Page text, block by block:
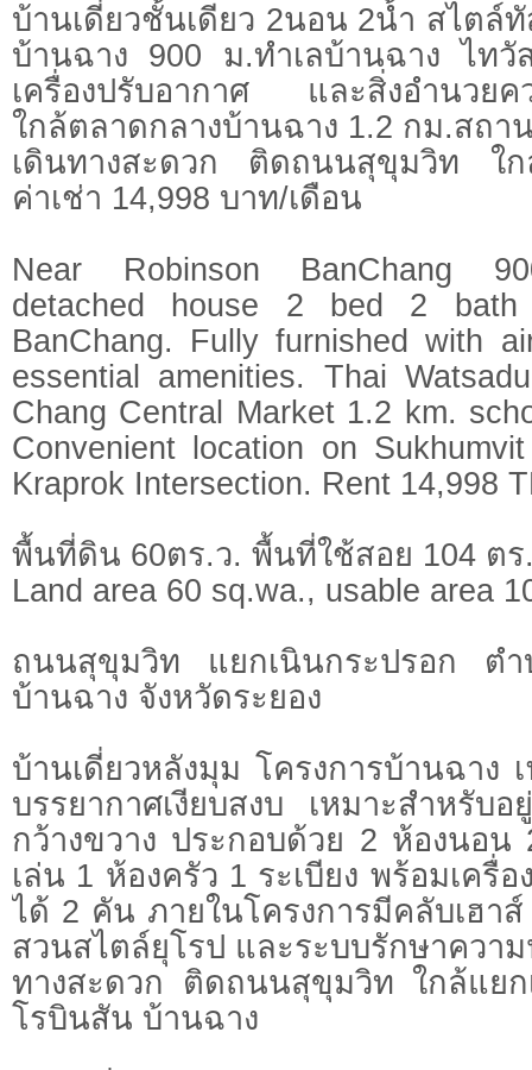
บ้านเดี่ยวชั้นเดียว 2นอน 2น้ำ สไตล์
บ้านฉาง 900 ม.ทำเลบ้านฉาง ไท
เครื่องปรับอากาศ และสิ่งอำนวยค
ใกล้ตลาดกลางบ้านฉาง 1.2 กม.สถา
เดินทางสะดวก ติดถนนสุขุมวิท ใก
ค่าเช่า 14,998 บาท/เดือน
Near Robinson BanChang
detached house 2 bed 2
BanChang. Fully furnished with
essential amenities. Thai
Chang Central Market 1.2 km.
Convenient location on
Kraprok Intersection. Rent 14,998
พื้นที่ดิน 60ตร.ว. พื้นที่ใช้สอย 104 ต
Land area 60 sq.wa., usable area
ถนนสุขุมวิท แยกเนินกระปรอก ตำ
บ้านฉาง จังหวัดระยอง
บ้านเดี่ยวหลังมุม โครงการบ้านฉาง
บรรยากาศเงียบสงบ เหมาะสำหรับ
กว้างขวาง ประกอบด้วย 2 ห้องนอน
เล่น 1 ห้องครัว 1 ระเบียง พร้อมเครื่
ได้ 2 คัน ภายในโครงการมีคลับเฮา
สวนสไตล์ยุโรป และระบบรักษาควา
ทางสะดวก ติดถนนสุขุมวิท ใกล้แย
โรบินสัน บ้านฉาง